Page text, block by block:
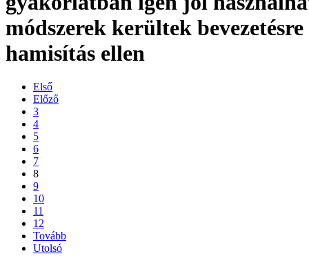
módszerek kerültek bevezetésre
hamisítás ellen
Első
Előző
3
4
5
6
7
8
9
10
11
12
Tovább
Utolsó